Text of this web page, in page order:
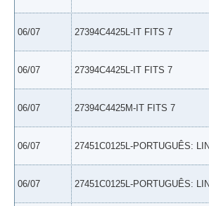
06/07 27394C4425L-IT FITS 7
06/07 27394C4425L-IT FITS 7
06/07 27394C4425M-IT FITS 7
06/07 27451C0125L-PORTUGUÊS:
06/07 27451C0125L-PORTUGUÊS: